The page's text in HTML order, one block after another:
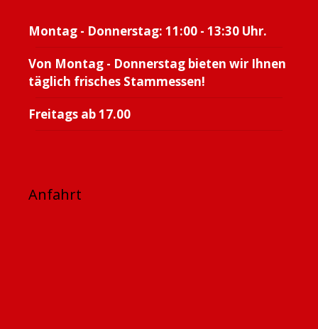
Montag - Donnerstag: 11:00 - 13:30 Uhr.
Von Montag - Donnerstag bieten wir Ihnen
täglich frisches Stammessen!
Freitags ab 17.00
Anfahrt